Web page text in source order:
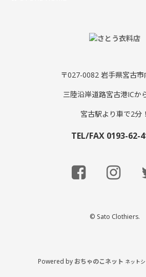
〒027-0082 岩手県宮古市
三陸沿岸道路宮古港ICか
宮古駅より車で2分！
TEL/FAX 0193-62-
© Sato Clothiers.
Powered by おちゃのこネット ネット